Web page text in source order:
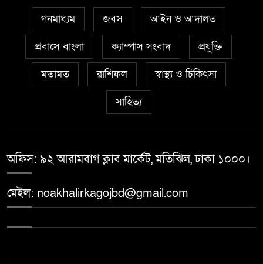
গনমাধ্যম জবস আইন ও আদালত
প্রবাসে বাংলা ক্যাম্পাস সংবাদ প্রযুক্তি
মতামত রাশিফল স্বাস্থ্য ও চিকিৎসা
সাহিত্য
অফিস: ৯২ আরামবাগ ক্লাব মার্কেট, মতিঝিল, ঢাকা ১০০০।
মেইল: noakhalirkagojbd@gmail.com